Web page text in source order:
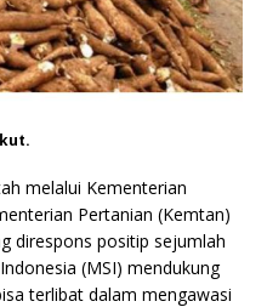
melalui Kementerian
Pertanian (Kemtan)
direspons positip sejumlah
(MSI) mendukung
terlibat dalam mengawasi